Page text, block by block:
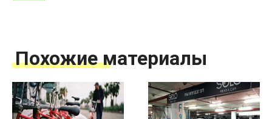
Похожие материалы